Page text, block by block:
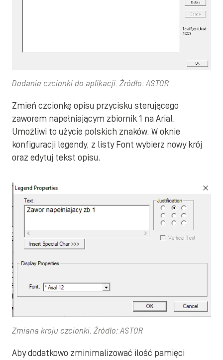
Dodanie czcionki do aplikacji. Źródło: ASTOR
Zmień czcionkę opisu przycisku sterującego
zaworem napełniającym zbiornik 1 na Arial.
Umożliwi to użycie polskich znaków. W oknie
konfiguracji legendy, z listy Font wybierz nowy krój
oraz edytuj tekst opisu.
Zmiana kroju czcionki. Źródło: ASTOR
Aby dodatkowo zminimalizować ilość pamięci